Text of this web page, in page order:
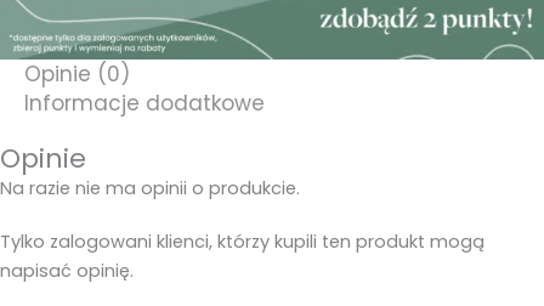
Opinie (0)
Informacje dodatkowe
Opinie
Na razie nie ma opinii o produkcie.
Tylko zalogowani klienci, którzy kupili ten produkt mogą
napisać opinię.